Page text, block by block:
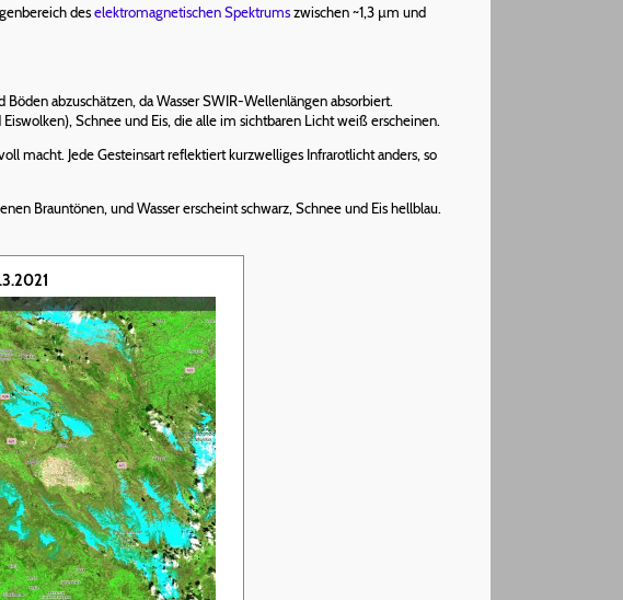
deselektromagnetischen Spektrumszwischen ~1,3 µm und
abzuschätzen, da Wasser SWIR-Wellenlängen absorbiert.
Schnee und Eis, die alle im sichtbaren Licht weiß erscheinen.
macht. Jede Gesteinsart reflektiert kurzwelliges Infrarotlicht anders, so
Brauntönen, und Wasser erscheint schwarz, Schnee und Eis hellblau.